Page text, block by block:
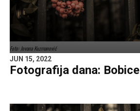
Foto: Jovana Kuzmanović
JUN 15, 2022
Fotografija dana: Bobice